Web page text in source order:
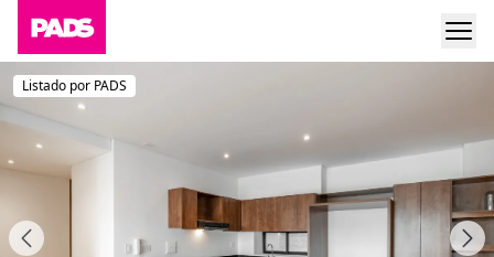
Listado por PADS